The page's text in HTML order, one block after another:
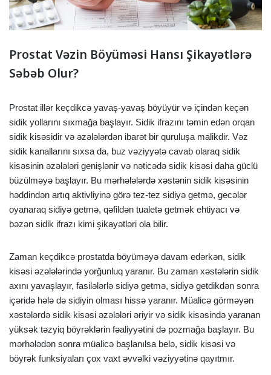
Prostat Vəzin Böyüməsi Hansı Şikayətlərə
Səbəb Olur?
Prostat illər keçdikcə yavaş-yavaş böyüyür və içindən keçən
sidik yollarını sıxmağa başlayır. Sidik ifrazını təmin edən orqan
sidik kisəsidir və əzələlərdən ibarət bir quruluşa malikdir. Vəz
sidik kanallarını sıxsa da, buz vəziyyətə cavab olaraq sidik
kisəsinin əzələləri genişlənir və nəticədə sidik kisəsi daha güclü
büzülməyə başlayır. Bu mərhələlərdə xəstənin sidik kisəsinin
həddindən artıq aktivliyinə görə tez-tez sidiyə getmə, gecələr
oyanaraq sidiyə getmə, qəfildən tualetə getmək ehtiyacı və
bəzən sidik ifrazı kimi şikayətləri ola bilir.
Zaman keçdikcə prostatda böyüməyə davam edərkən, sidik
kisəsi əzələlərində yorğunluq yaranır. Bu zaman xəstələrin sidik
axını yavaşlayır, fasilələrlə sidiyə getmə, sidiyə getdikdən sonra
içəridə hələ də sidiyin olması hissə yaranır. Müalicə görməyən
xəstələrdə sidik kisəsi əzələləri əriyir və sidik kisəsində yaranan
yüksək təzyiq böyrəklərin fəaliyyətini də pozmağa başlayır. Bu
mərhələdən sonra müalicə başlanılsa belə, sidik kisəsi və
böyrək funksiyaları çox vaxt əvvəlki vəziyyətinə qayıtmır.